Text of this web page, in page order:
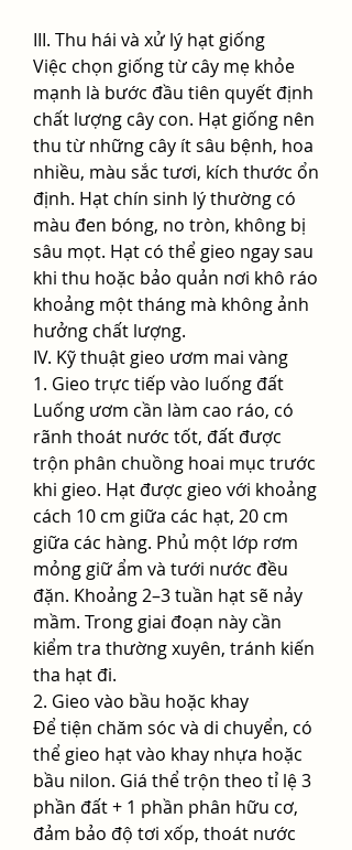
III. Thu hái và xử lý hạt giống
Việc chọn giống từ cây mẹ khỏe
mạnh là bước đầu tiên quyết định
chất lượng cây con. Hạt giống nên
thu từ những cây ít sâu bệnh, hoa
nhiều, màu sắc tươi, kích thước ổn
định. Hạt chín sinh lý thường có
màu đen bóng, no tròn, không bị
sâu mọt. Hạt có thể gieo ngay sau
khi thu hoặc bảo quản nơi khô ráo
khoảng một tháng mà không ảnh
hưởng chất lượng.
IV. Kỹ thuật gieo ươm mai vàng
1. Gieo trực tiếp vào luống đất
Luống ươm cần làm cao ráo, có
rãnh thoát nước tốt, đất được
trộn phân chuồng hoai mục trước
khi gieo. Hạt được gieo với khoảng
cách 10 cm giữa các hạt, 20 cm
giữa các hàng. Phủ một lớp rơm
mỏng giữ ẩm và tưới nước đều
đặn. Khoảng 2–3 tuần hạt sẽ nảy
mầm. Trong giai đoạn này cần
kiểm tra thường xuyên, tránh kiến
tha hạt đi.
2. Gieo vào bầu hoặc khay
Để tiện chăm sóc và di chuyển, có
thể gieo hạt vào khay nhựa hoặc
bầu nilon. Giá thể trộn theo tỉ lệ 3
phần đất + 1 phần phân hữu cơ,
đảm bảo độ tơi xốp, thoát nước